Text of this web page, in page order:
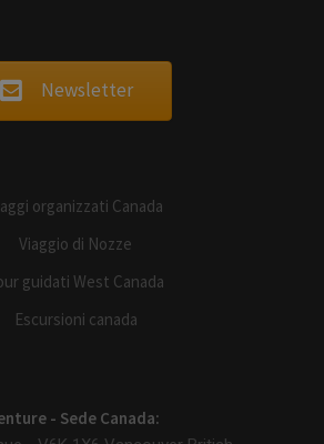
Newsletter
organizzati Canada
Viaggio di Nozze
guidati West Canada
Escursioni canada
- Sede Canada: